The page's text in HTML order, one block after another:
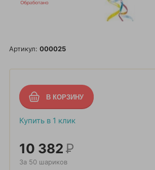
Артикул: 000025
Купить в 1 клик
10 382Р
За 50 шариков